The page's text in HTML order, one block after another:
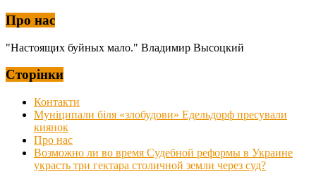
Про нас
"Настоящих буйных мало." Владимир Высоцкий
Сторінки
Контакти
Муніципали біля «злобудови» Едельдорф пресували
киянок
Про нас
Возможно ли во время Судебной реформы в Украине
украсть три гектара столичной земли через суд?